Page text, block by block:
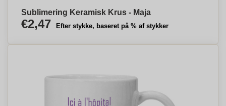
Sublimering Keramisk Krus - Maja
€2,47 Efter stykke, baseret på % af stykker